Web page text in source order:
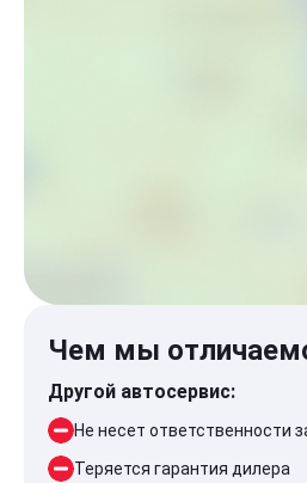
Чем мы
Другой автосервис:
Не несет ответственности
Теряется гарантия дилера